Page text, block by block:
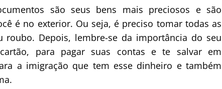
são seus bens mais preciosos e são
é no exterior. Ou seja, é preciso tomar todas as
roubo. Depois, lembre-se da importância do seu
para pagar suas contas e te salvar em
a imigração que tem esse dinheiro e também